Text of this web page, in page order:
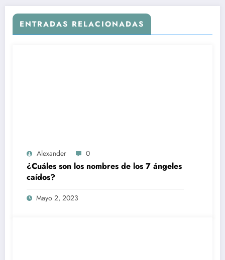
ENTRADAS RELACIONADAS
Alexander 0
¿Cuáles son los nombres de los 7 ángeles
caídos?
Mayo 2, 2023